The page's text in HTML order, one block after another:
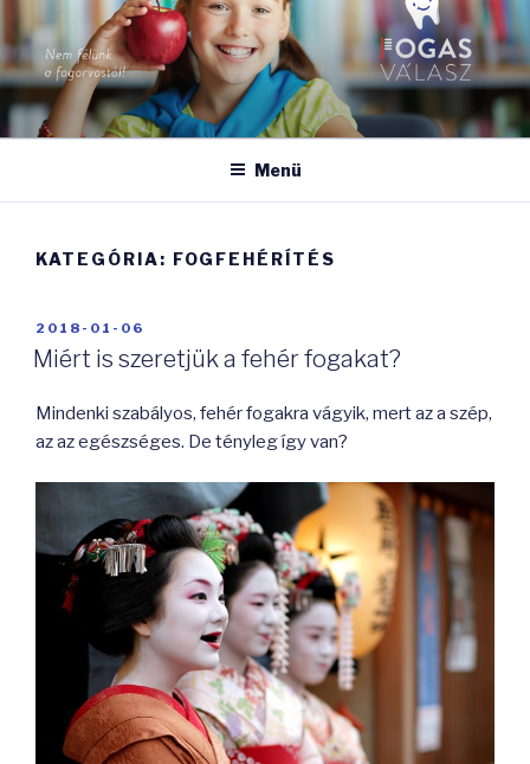
FOGASVÁLASZ
Nem félünk a fogorvostól!
Menü
KATEGÓRIA: FOGFEHÉRÍTÉS
BEKÜLDVE:
2018-01-06
Miért is szeretjük a fehér fogakat?
Mindenki szabályos, fehér fogakra vágyik, mert az a szép,
az az egészséges. De tényleg így van?